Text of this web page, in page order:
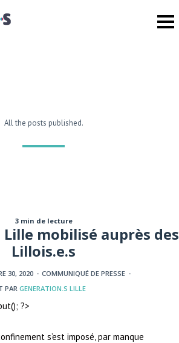
All the posts published.
3 min de lecture
mobilisé auprès des
Lillois.e.s
30, 2020 - COMMUNIQUÉ DE PRESSE -
PAR GENERATION.S LILLE
s’est imposé, par manque